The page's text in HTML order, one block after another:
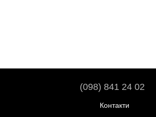
(098) 841 24 02
Контакти